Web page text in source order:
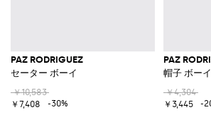
PAZ RODRIGUEZ
セーター ボーイ
￥10,583
￥7,408
-30%
PAZ
帽子 ボーイ
￥4,304
￥3,445
-